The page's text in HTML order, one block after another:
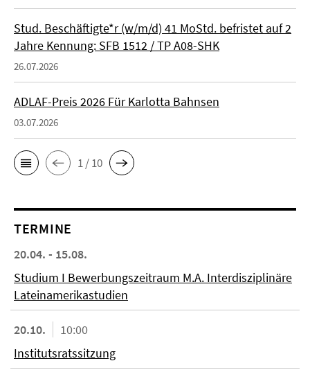
Stud. Beschäftigte*r (w/m/d) 41 MoStd. befristet auf 2
Jahre Kennung: SFB 1512 / TP A08-SHK
26.07.2026
ADLAF-Preis 2026 Für Karlotta Bahnsen
03.07.2026
1 / 10
TERMINE
20.04. - 15.08.
Studium I Bewerbungszeitraum M.A. Interdisziplinäre
Lateinamerikastudien
20.10.
10:00
Institutsratssitzung